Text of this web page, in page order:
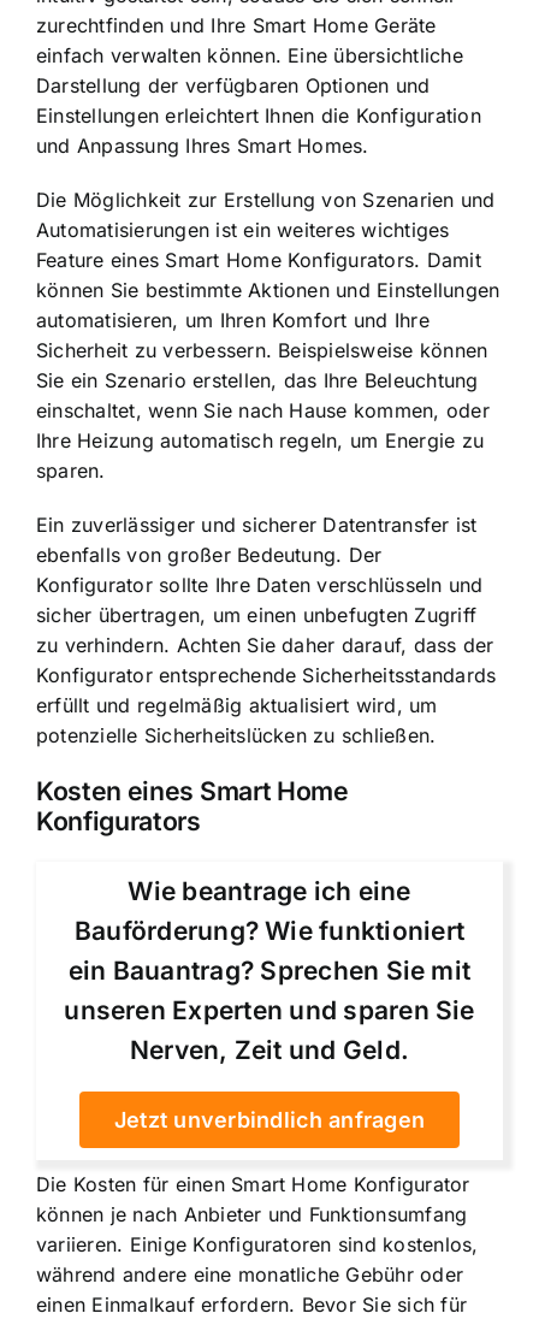
zurechtfinden und Ihre Smart Home Geräte
einfach verwalten können. Eine übersichtliche
Darstellung der verfügbaren Optionen und
Einstellungen erleichtert Ihnen die Konfiguration
und Anpassung Ihres Smart Homes.
Die Möglichkeit zur Erstellung von Szenarien und
Automatisierungen ist ein weiteres wichtiges
Feature eines Smart Home Konfigurators. Damit
können Sie bestimmte Aktionen und Einstellungen
automatisieren, um Ihren Komfort und Ihre
Sicherheit zu verbessern. Beispielsweise können
Sie ein Szenario erstellen, das Ihre Beleuchtung
einschaltet, wenn Sie nach Hause kommen, oder
Ihre Heizung automatisch regeln, um Energie zu
sparen.
Ein zuverlässiger und sicherer Datentransfer ist
ebenfalls von großer Bedeutung. Der
Konfigurator sollte Ihre Daten verschlüsseln und
sicher übertragen, um einen unbefugten Zugriff
zu verhindern. Achten Sie daher darauf, dass der
Konfigurator entsprechende Sicherheitsstandards
erfüllt und regelmäßig aktualisiert wird, um
potenzielle Sicherheitslücken zu schließen.
Kosten eines Smart Home
Konfigurators
Wie beantrage ich eine
Bauförderung? Wie funktioniert
ein Bauantrag? Sprechen Sie mit
unseren Experten und sparen Sie
Nerven, Zeit und Geld.
Jetzt unverbindlich anfragen
Die Kosten für einen Smart Home Konfigurator
können je nach Anbieter und Funktionsumfang
variieren. Einige Konfiguratoren sind kostenlos,
während andere eine monatliche Gebühr oder
einen Einmalkauf erfordern. Bevor Sie sich für